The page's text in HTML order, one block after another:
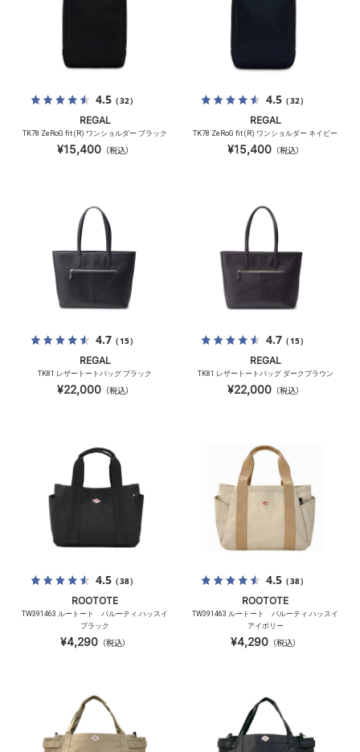
4.5（32）
REGAL
TK78 ZeRoG fit (R) ワンショルダー ブラック
¥15,400（税込）
4.5（32）
REGAL
TK78 ZeRoG fit (R) ワンショルダー ネイビー
¥15,400（税込）
4.7（15）
REGAL
TK81 レザートートバッグ ブラック
¥22,000（税込）
4.7（15）
REGAL
TK81 レザートートバッグ ダークブラウン
¥22,000（税込）
4.5（38）
ROOTOTE
TW391463 ルートート パルーティ.ハッスイ
ブラック
¥4,290（税込）
4.5（38）
ROOTOTE
TW391463 ルートート パルーティ.ハッスイ
アイボリー
¥4,290（税込）